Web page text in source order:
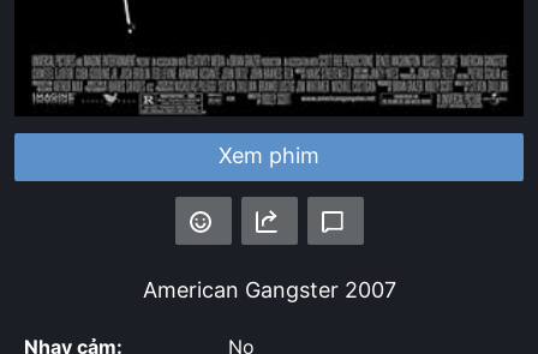
Xem phim
American Gangster2007
Nhạy cảm: No